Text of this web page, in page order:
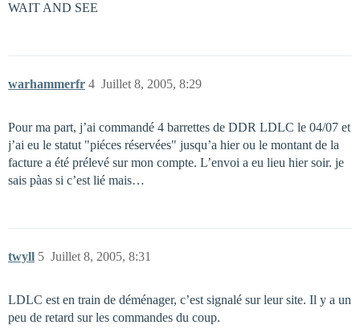
WAIT AND SEE
warhammerfr Juillet 8, 2005, 8:29
4
Pour ma part, j’ai commandé 4 barrettes de DDR LDLC le 04/07 et
j’ai eu le statut "piéces réservées" jusqu’a hier ou le montant de la
facture a été prélevé sur mon compte. L’envoi a eu lieu hier soir. je
sais pàas si c’est lié mais…
twyll Juillet 8, 2005, 8:31
5
LDLC est en train de déménager, c’est signalé sur leur site. Il y a un
peu de retard sur les commandes du coup.